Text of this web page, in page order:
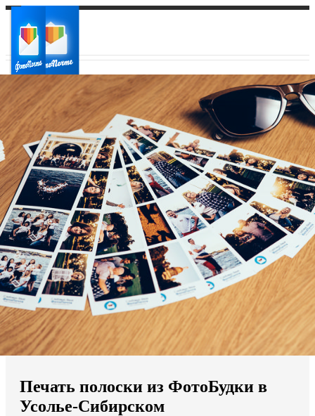
Ваш город:
Ваш регион доставки
Выберите из списка:
Мы доставляем по всему миру
Продолжить без города
Печать полоски из ФотоБудки в
Усолье-Сибирском